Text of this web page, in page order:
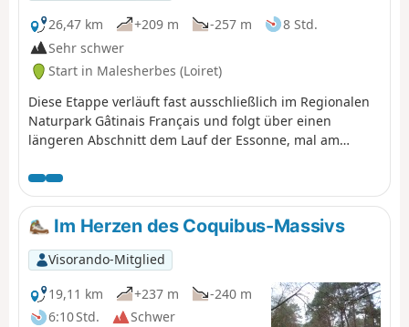
26,47 km
+209 m -257 m
8 Std.
Sehr schwer
Start in Malesherbes (Loiret)
Diese Etappe verläuft fast ausschließlich im Regionalen
Naturpark Gâtinais Français und folgt über einen
längeren Abschnitt dem Lauf der Essonne, mal am
Feldern befindet sich beim Verlassen von Buno-
Bonnevaux. Der gesamte Rest verläuft durch Unterholz,
wobei einige Abschnitte mit ihren Kiefern,
Sandsteinflächen und sandigen Gebieten an den Wald
von Fontainebleau erinnern. Diese Wanderung kann in
vier Abschnitte unterteilt werden, da sie unweit der
Bahnhöfe Boigneville, Buno-Gironville und Maisse
verläuft.
Im Herzen des Coquibus-Massivs
Visorando-Mitglied
19,11 km
+237 m
-240 m
6:10 Std.
Schwer